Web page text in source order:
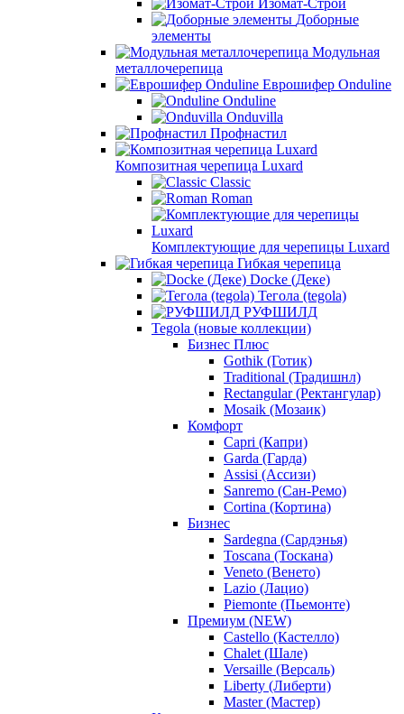
Изомат-Строй
Доборные
элементы
Модульная
металлочерепица
Еврошифер Onduline
Onduline
Onduvilla
Профнастил
Композитная черепица Luxard
Сlassic
Roman
Комплектующие для черепицы Luxard
Гибкая черепица
Docke (Деке)
Тегола (tegola)
РУФШИЛД
Tegola (новые коллекции)
Бизнес Плюс
Gothik (Готик)
Traditional (Традишнл)
Rectangular (Ректангулар)
Mosaik (Мозаик)
Комфорт
Capri (Капри)
Garda (Гарда)
Assisi (Ассизи)
Sanremo (Сан-Ремо)
Cortina (Кортина)
Бизнес
Sardegna (Сардэнья)
Toscana (Тоскана)
Veneto (Венето)
Lazio (Лацио)
Piemonte (Пьемонте)
Премиум (NEW)
Castello (Кастелло)
Chalet (Шале)
Versaille (Версаль)
Liberty (Либерти)
Master (Мастер)